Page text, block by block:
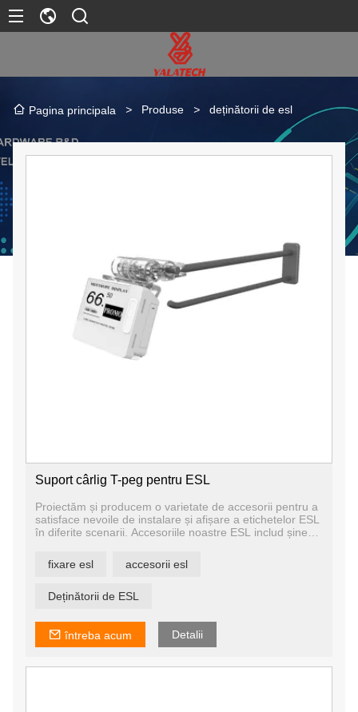
Pagina principala > Produse > deținătorii de esl
Suport cârlig T-peg pentru ESL
Proiectăm și producem o varietate de accesorii pentru a
satisface nevoile de instalare și afișare a etichetelor ESL
în diferite scenarii. Accesoriile noastre ESL includ șine
pentru cârlige, panouri de afișare suspendate, suporturi
telescopice etc.
matrițe, astfel încât să putem personaliza accesoriile în
fixare esl accesorii esl
Deținătorii de ESL
întreba acum Detalii